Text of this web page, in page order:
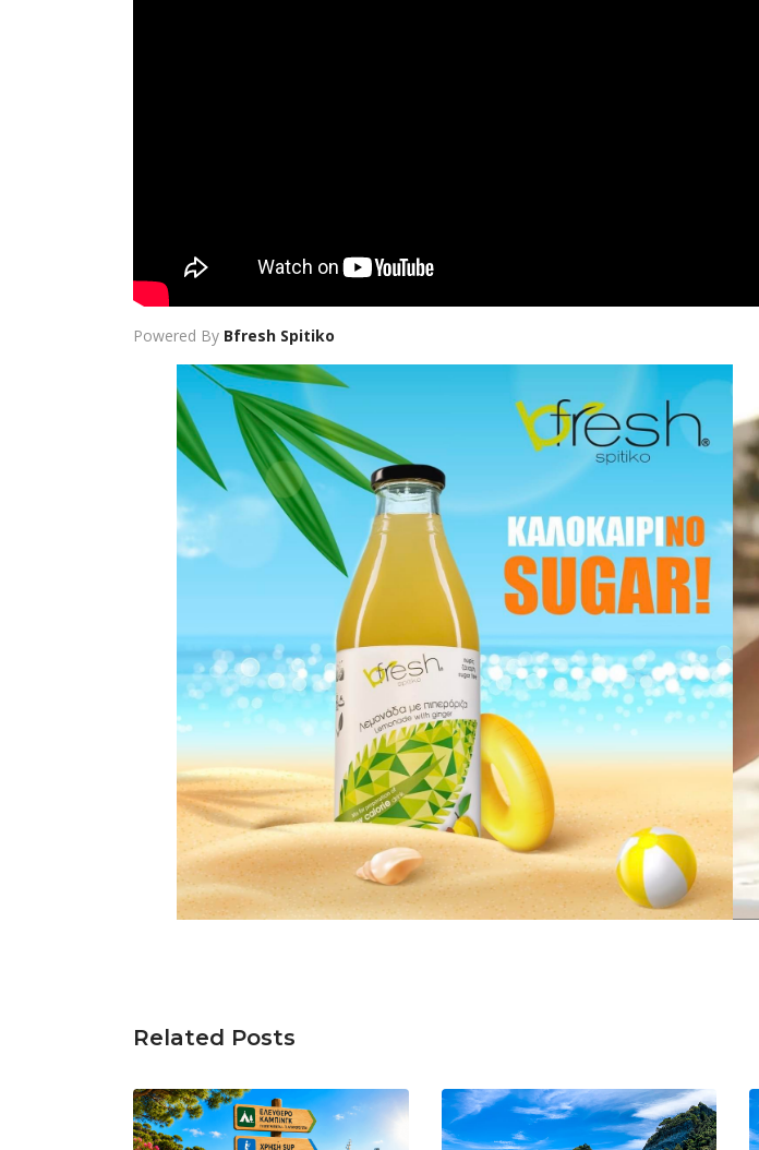
Powered By Bfresh Spitiko
Related Posts